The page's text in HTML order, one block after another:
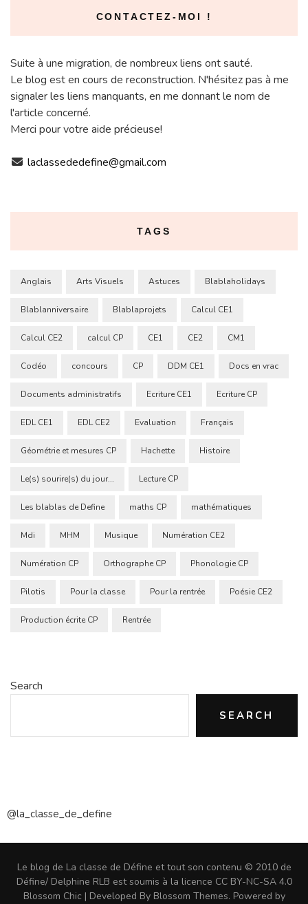
CONTACTEZ-MOI !
Suite à une migration, de nombreux liens ont sauté.
Le blog est en cours de reconstruction. N'hésitez pas à me
signaler les liens manquants, en me donnant le nom de
l'article concerné.
Merci pour votre aide précieuse!
laclassededefine@gmail.com
TAGS
Anglais Arts Visuels Astuces Blablaholidays
Blablanniversaire Blablaprojets Calcul CE1
Calcul CE2 calcul CP CE1 CE2 CM1
Codéo concours CP DDM CE1 Docs en vrac
Documents administratifs Ecriture CE1 Ecriture CP
EDL CE1 EDL CE2 Evaluation Français
Géométrie et mesures CP Hachette Histoire
Le(s) sourire(s) du jour... Lecture CP
Les blablas de Define maths CP mathématiques
Mdi MHM Musique Numération CE2
Numération CP Orthographe CP Phonologie CP
Pilotis Pour la classe Pour la rentrée Poésie CE2
Production écrite CP Rentrée
Search
SEARCH
@la_classe_de_define
Le blog de La classe de Défine et tout son contenu © 2010 de
Défine/ Delphine RLB est soumis à la licence CC BY-NC-SA 4.0
Blossom Chic | Developed By Blossom Themes. Powered by